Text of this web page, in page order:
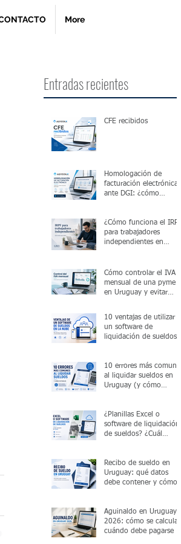
More
Entradas recientes
CFE recibidos
Homologación de
facturación electrónica
ante DGI: ¿cómo
¿Cómo funciona el IRPF
para trabajadores
independientes en
Cómo controlar el IVA
mensual de una pyme
en Uruguay y evitar
10 ventajas de utilizar
un software de
liquidación de sueldos
10 errores más comunes
al liquidar sueldos en
Uruguay (y cómo
¿Planillas Excel o
software de liquidación
de sueldos? ¿Cuál
Recibo de sueldo en
Uruguay: qué datos
debe contener y cómo
Aguinaldo en Uruguay
2026: cómo se calcula y
cuándo debe pagarse